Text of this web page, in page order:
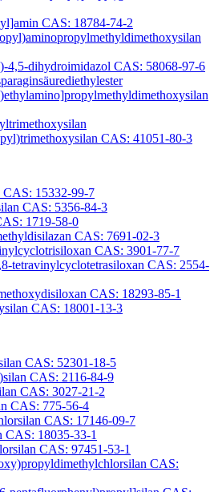
CAS: 18784-74-2
4,5-dihydroimidazol CAS: 58068-97-6
CAS: 41051-80-3
15332-99-7
CAS: 5356-84-3
1719-58-0
CAS: 7691-02-3
CAS: 3901-77-7
tetravinylcyclotetrasiloxan CAS: 2554-
CAS: 18293-85-1
CAS: 18001-13-3
CAS: 52301-18-5
CAS: 2116-84-9
CAS: 3027-21-2
CAS: 775-56-4
CAS: 17146-09-7
CAS: 18035-33-1
CAS: 97451-53-1
CAS: